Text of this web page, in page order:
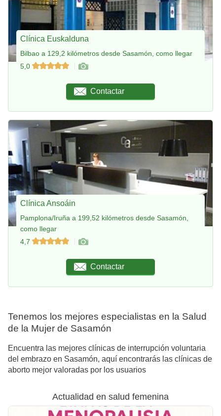
Clínica Euskalduna
Bilbao a 129,2 kilómetros desde Sasamón, como llegar
5,0
Contactar
Clínica Ansoáin
Pamplona/Iruña a 199,52 kilómetros desde Sasamón,
como llegar
4,7
Contactar
Tenemos los mejores especialistas en la Salud
de la Mujer de Sasamón
Encuentra las mejores clínicas de interrupción voluntaria
del embrazo en Sasamón, aquí encontrarás las clínicas de
aborto mejor valoradas por los usuarios
Actualidad en salud femenina